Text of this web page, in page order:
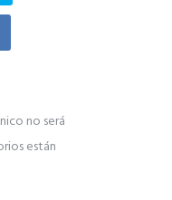
no será
están